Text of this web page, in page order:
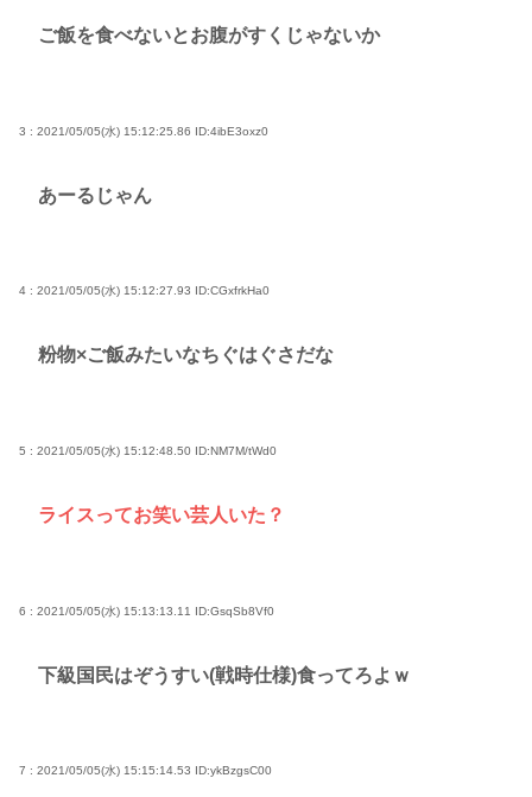
ご飯を食べないとお腹がすくじゃないか
3 : 2021/05/05(水) 15:12:25.86 ID:4ibE3oxz0
あーるじゃん
4 : 2021/05/05(水) 15:12:27.93 ID:CGxfrkHa0
粉物×ご飯みたいなちぐはぐさだな
5 : 2021/05/05(水) 15:12:48.50 ID:NM7M/tWd0
ライスってお笑い芸人いた？
6 : 2021/05/05(水) 15:13:13.11 ID:GsqSb8Vf0
下級国民はぞうすい(戦時仕様)食ってろよｗ
7 : 2021/05/05(水) 15:15:14.53 ID:ykBzgsC00